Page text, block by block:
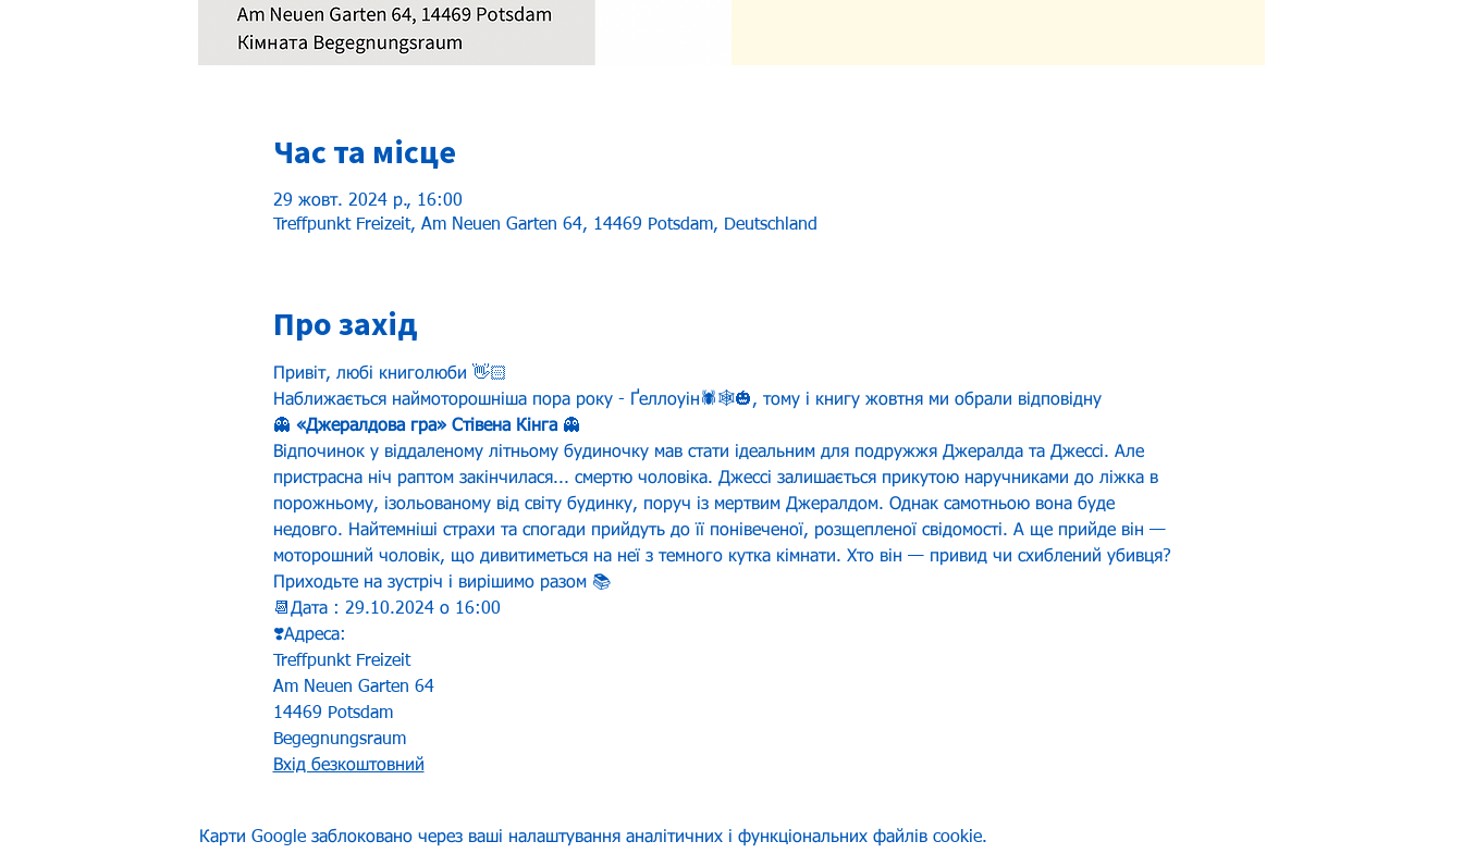
Час та місце
29 жовт. 2024 р., 16:00
Treffpunkt Freizeit, Am Neuen Garten 64, 14469 Potsdam, Deutschland
Про захід
Привіт, любі книголюби 👋🏻
Наближається наймоторошніша пора року - Ґеллоуін🕷️🕸️🎃, тому і книгу жовтня ми обрали відповідну
👻 «Джералдова гра» Стівена Кінга 👻
Відпочинок у віддаленому літньому будиночку мав стати ідеальним для подружжя Джералда та Джессі. Але
пристрасна ніч раптом закінчилася... смертю чоловіка. Джессі залишається прикутою наручниками до ліжка в
порожньому, ізольованому від світу будинку, поруч із мертвим Джералдом. Однак самотньою вона буде
недовго. Найтемніші страхи та спогади прийдуть до її понівеченої, розщепленої свідомості. А ще прийде він —
моторошний чоловік, що дивитиметься на неї з темного кутка кімнати. Хто він — привид чи схиблений убивця?
Приходьте на зустріч і вирішимо разом 📚
📆Дата : 29.10.2024 о 16:00
❣️Адреса:
Treffpunkt Freizeit
Am Neuen Garten 64
14469 Potsdam
Begegnungsraum
Вхід безкоштовний
Карти Google заблоковано через ваші налаштування аналітичних і функціональних файлів cookie.